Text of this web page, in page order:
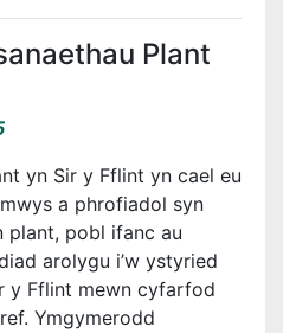
Plant
yn Sir y Fflint yn cael eu
a phrofiadol syn
plant, pobl ifanc au
arolygu i’w ystyried
y Fflint mewn cyfarfod
Ymgymerodd